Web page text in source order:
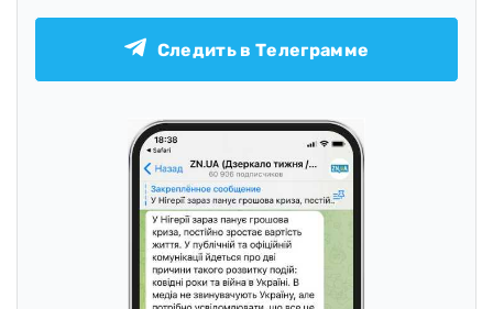
Следить в Телеграмме